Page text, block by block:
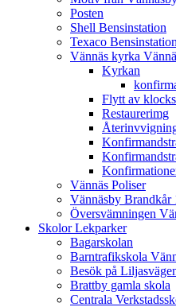
Posten
Shell Bensinstation
Texaco Bensinstation
Vännäs kyrka
Kyrkan
Flytt av
Restaurerimg
Vännäs Poliser
Vännäsby Brandkår
Översvämningen
Skolor Lekparker
Bagarskolan
Barntrafikskola
Besök på
Brattby gamla skola
Centrala